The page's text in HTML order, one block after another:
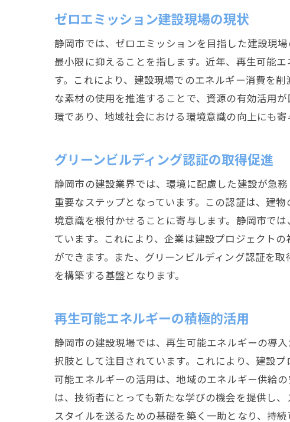
ゼロエミッション建設現場の現状
静岡市では、ゼロエミッションを目指した建設現
最小限に抑えることを指します。近年、再生可能
す。これにより、建設現場でのエネルギー消費を
な素材の使用を推進することで、資源の有効活用
環であり、地域社会における環境意識の向上にも寄
グリーンビルディング認証の取得促進
静岡市の建設業界では、環境に配慮した建設が急
重要なステップとなっています。この認証は、建
境意識を根付かせることに寄与します。静岡市で
ています。これにより、企業は建設プロジェクト
ができます。また、グリーンビルディング認証を
を構築する基盤となります。
再生可能エネルギーの積極的活用
静岡市の建設現場では、再生可能エネルギーの導
択肢として注目されています。これにより、建設
可能エネルギーの活用は、地域のエネルギー供給
は、技術者にとっても新たな学びの機会を提供し
スタイルを送るための基礎を築く一助となり、持続